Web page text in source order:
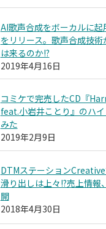
AI歌声合成をボーカルに起
をリリース。歌声合成技
は来るのか!?
2019年4月16日
コミケで完売したCD『
feat.小岩井ことり』のハ
みた
2019年2月9日
DTMステーションCreative
滑り出しは上々!?売上情報
開
2018年4月30日